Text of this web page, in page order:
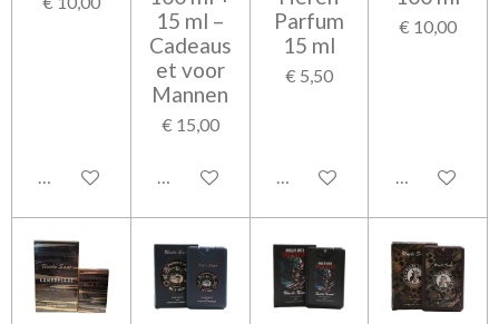
In winkelwagen
15 ml –
Cadeaus
et voor
Mannen
€ 15,00
Bekijk details
Parfum
15 ml
€ 5,50
In winkelwagen
€ 10,00
In